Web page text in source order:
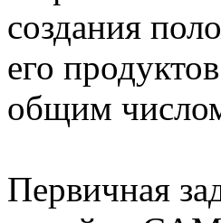
создания
его
общим
Первичная